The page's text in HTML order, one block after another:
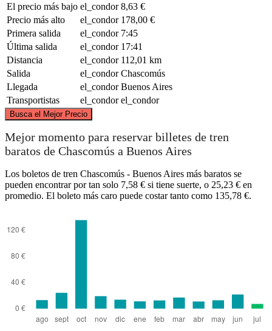
El precio más bajo el_condor 8,63 €
Precio más alto
el_condor 178,00 €
Primera salida
el_condor 7:45
Última salida
el_condor 17:41
Distancia
el_condor 112,01 km
Salida
el_condor Chascomús
Llegada
el_condor Buenos Aires
Transportistas
el_condor el_condor
Busca el Mejor Precio
©CARTO
Mejor momento para reservar billetes de tren
baratos de Chascomús a Buenos Aires
Los boletos de tren Chascomús - Buenos Aires más baratos se
pueden encontrar por tan solo 7,58 € si tiene suerte, o 25,23 € en
promedio. El boleto más caro puede costar tanto como 135,78 €.